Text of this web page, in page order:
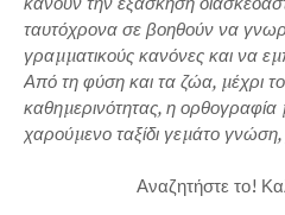
ταυτόχρονα σε βοηθούν να
γραµµατικούς κανόνες και να
Από τη φύση και τα ζώα, µέχρι το
καθηµερινότητας, η
χαρούµενο ταξίδι γεµάτο
Αναζητήστε το!